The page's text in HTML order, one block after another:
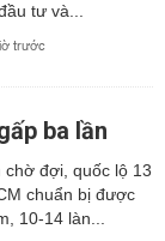
tư và...
trước
ba lần
đợi, quốc lộ 13
chuẩn bị được
10-14 làn...